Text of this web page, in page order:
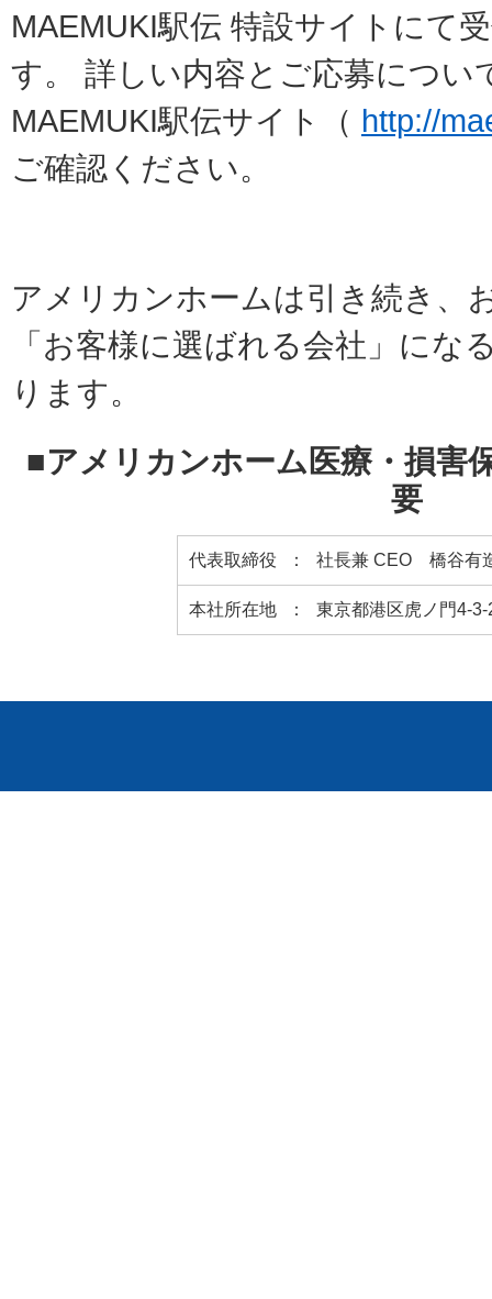
MAEMUKI駅伝 特設サイトにて
す。 詳しい内容とご応募につい
MAEMUKI駅伝サイト（ http://
ご確認ください。
アメリカンホームは引き続き、
「お客様に選ばれる会社」にな
ります。
■アメリカンホーム医療・損害
要
代表取締役 社長兼 CEO 橋谷有
本社所在地 東京都港区虎ノ門4-